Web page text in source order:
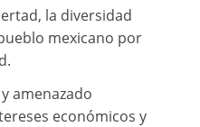
la diversidad
mexicano por
amenazado
económicos y